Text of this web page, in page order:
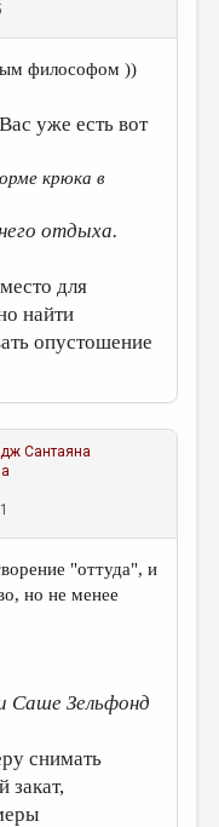
философом ))
уже есть вот
крюка в
отдыха.
для
найти
опустошение
Сантаяна
"оттуда", и
но не менее
снимать